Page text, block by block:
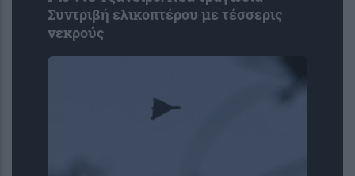
Συντριβή ελικοπτέρου με τέσσερις
νεκρούς